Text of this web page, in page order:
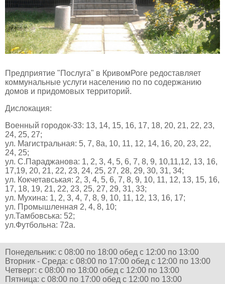
Предприятие "Послуга" в КривомРоге редоставляет
коммунальные услуги населению по по содержанию
домов и придомовых территорий.
Дислокация:
Военный городок-33: 13, 14, 15, 16, 17, 18, 20, 21, 22, 23,
24, 25, 27;
ул. Магистральная: 5, 7, 8а, 10, 11, 12, 14, 16, 20, 23, 22,
24, 25;
ул. С.Параджанова: 1, 2, 3, 4, 5, 6, 7, 8, 9, 10,11,12, 13, 16,
17,19, 20, 21, 22, 23, 24, 25, 27, 28, 29, 30, 31, 34;
ул. Кокчетавськая: 2, 3, 4, 5, 6, 7, 8, 9, 10, 11, 12, 13, 15, 16,
17, 18, 19, 21, 22, 23, 25, 27, 29, 31, 33;
ул. Мухина: 1, 2, 3, 4, 7, 8, 9, 10, 11, 12, 13, 16, 17;
ул. Промышленная 2, 4, 8, 10;
ул.Тамбовська: 52;
ул.Футбольна: 72а.
Понедельник: с 08:00 по 18:00 обед с 12:00 по 13:00
Вторник - Среда: с 08:00 по 17:00 обед с 12:00 по 13:00
Четверг: с 08:00 по 18:00 обед с 12:00 по 13:00
Пятница: с 08:00 по 17:00 обед с 12:00 по 13:00